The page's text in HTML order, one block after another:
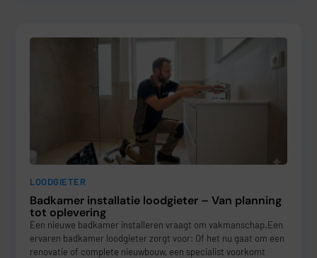
LOODGIETER
Badkamer installatie loodgieter – Van planning
tot oplevering
Een nieuwe badkamer installeren vraagt om vakmanschap.Een
ervaren badkamer loodgieter zorgt voor: Of het nu gaat om een
renovatie of complete nieuwbouw, een specialist voorkomt